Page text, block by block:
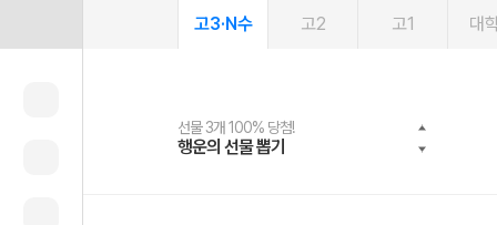
고3·N수 고2 고1 대
선물 3개 100% 당첨!
행운의 선물 뽑기
선물 100% 증정!
메가스터디 X 올리브
여름방학 스터디 캐시백
메가런 썸머스쿨
2027 러셀 단과
강사 공개선발
스마트러닝앱
설문 EVENT
메가패스
3일 무료 체험권
메가패스 수강생 무료혜택!
메가클럽 멤버십
사회공헌 캠페인
희망이룸 메가나눔